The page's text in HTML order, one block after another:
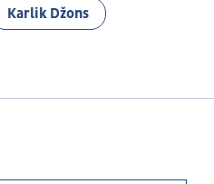
Karlik Džons